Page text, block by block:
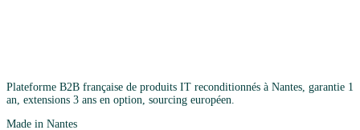
Plateforme B2B française de produits IT reconditionnés à Nantes, garantie 1
an, extensions 3 ans en option, sourcing européen.
Made in Nantes